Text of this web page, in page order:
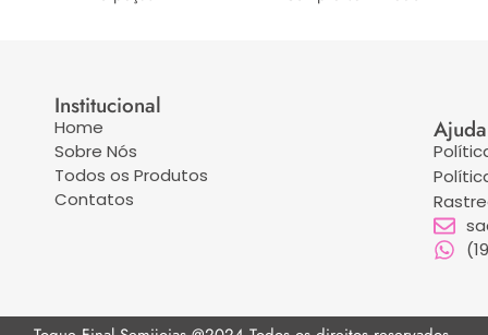
Institucional
Home
Sobre Nós
Todos os Produtos
Contatos
Ajuda